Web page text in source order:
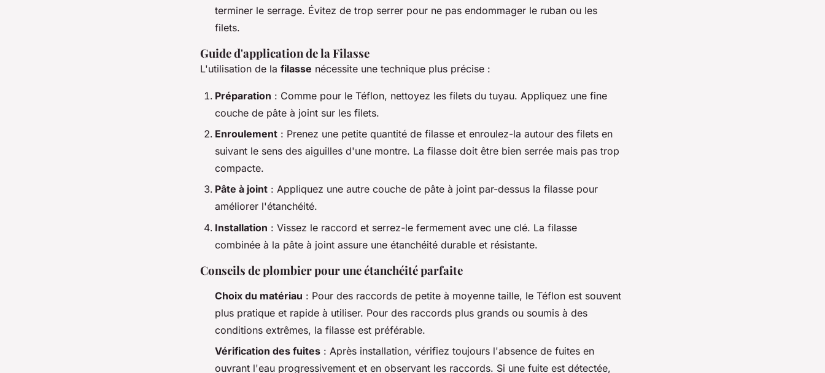
terminer le serrage. Évitez de trop serrer pour ne pas endommager le ruban ou les
filets.
Guide d'application de la Filasse
L'utilisation de la filasse nécessite une technique plus précise :
Préparation : Comme pour le Téflon, nettoyez les filets du tuyau. Appliquez une fine
couche de pâte à joint sur les filets.
Enroulement : Prenez une petite quantité de filasse et enroulez-la autour des filets en
suivant le sens des aiguilles d'une montre. La filasse doit être bien serrée mais pas trop
compacte.
Pâte à joint : Appliquez une autre couche de pâte à joint par-dessus la filasse pour
améliorer l'étanchéité.
Installation : Vissez le raccord et serrez-le fermement avec une clé. La filasse
combinée à la pâte à joint assure une étanchéité durable et résistante.
Conseils de plombier pour une étanchéité parfaite
Choix du matériau : Pour des raccords de petite à moyenne taille, le Téflon est souvent
plus pratique et rapide à utiliser. Pour des raccords plus grands ou soumis à des
conditions extrêmes, la filasse est préférable.
Vérification des fuites : Après installation, vérifiez toujours l'absence de fuites en
ouvrant l'eau progressivement et en observant les raccords. Si une fuite est détectée,